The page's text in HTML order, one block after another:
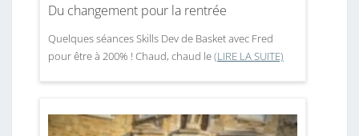
Du changement pour la rentrée
Quelques séances Skills Dev de Basket avec Fred
pour être à 200% ! Chaud, chaud le(LIRE LA SUITE)